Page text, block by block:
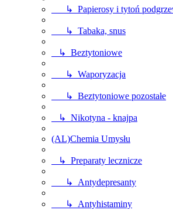
↳ Papierosy i tytoń
↳ Tabaka, snus
↳ Beztytoniowe
↳ Waporyzacja
↳ Beztytoniowe pozostałe
↳ Nikotyna - knajpa
(AL)Chemia Umysłu
↳ Preparaty lecznicze
↳ Antydepresanty
↳ Antyhistaminy